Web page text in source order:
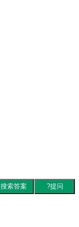
搜索答案 ?提问